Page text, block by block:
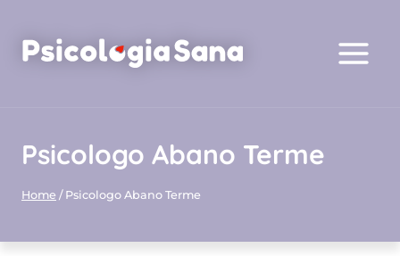
contenuto
Psicologo Abano Terme
Home / Psicologo Abano Terme